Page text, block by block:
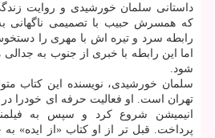
داستانی سلمان خورشیدی و روایت
که همسرش حبیب با تصمیمی ناگهانی
رابطه سرد و تیره اش با مهری را
اما این رابطه با خبری از جنوب به
شود.
تهران است. او فعالیت حرفه ای خودرا
انیمیشن شروع کرد و سپس به
پرداخت. قبل تر از او کتاب «از ایده»